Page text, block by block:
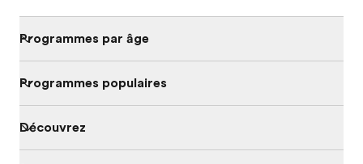
Programmes par âge
Programmes populaires
Découvrez